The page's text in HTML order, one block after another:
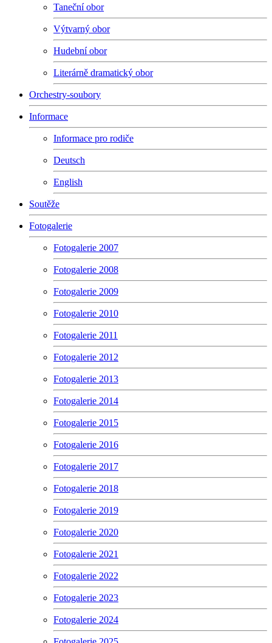
Taneční obor
Výtvarný obor
Hudební obor
Literárně dramatický obor
Orchestry-soubory
Informace
Informace pro rodiče
Deutsch
English
Soutěže
Fotogalerie
Fotogalerie 2007
Fotogalerie 2008
Fotogalerie 2009
Fotogalerie 2010
Fotogalerie 2011
Fotogalerie 2012
Fotogalerie 2013
Fotogalerie 2014
Fotogalerie 2015
Fotogalerie 2016
Fotogalerie 2017
Fotogalerie 2018
Fotogalerie 2019
Fotogalerie 2020
Fotogalerie 2021
Fotogalerie 2022
Fotogalerie 2023
Fotogalerie 2024